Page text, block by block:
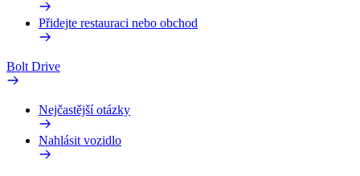
Přidejte restauraci nebo obchod
Bolt Drive
Nejčastější otázky
Nahlásit vozidlo